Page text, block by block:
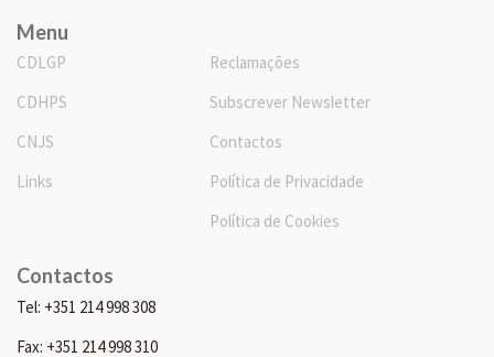
Menu
CDLGP
CDHPS
CNJS
Links
Reclamações
Subscrever Newsletter
Contactos
Política de Privacidade
Política de Cookies
Contactos
Tel: +351 214 998 308
Fax: +351 214 998 310